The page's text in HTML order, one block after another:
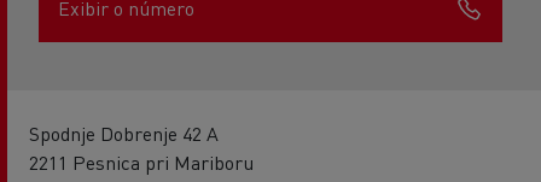
Exibir o número
Spodnje Dobrenje 42 A
2211 Pesnica pri Mariboru